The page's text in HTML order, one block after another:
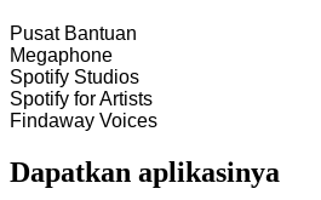
Pusat Bantuan
Megaphone
Spotify Studios
Spotify for Artists
Findaway Voices
Dapatkan aplikasinya